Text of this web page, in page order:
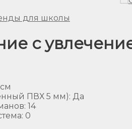
для школы
с
ПВХ 5 мм): Да
: 14
: 0